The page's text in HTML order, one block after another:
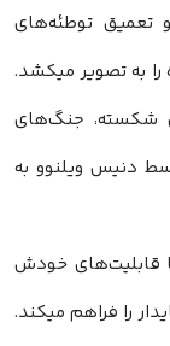
توطئه‌های
به تصویر میکشد.
شکسته، جنگ‌های
دنیس ویلنوو به
قابلیت‌های خودش
را فراهم میکند.